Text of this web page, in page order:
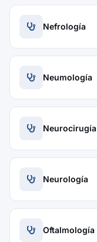
Nefrología
Neumología
Neurocirugía
Neurología
Oftalmología